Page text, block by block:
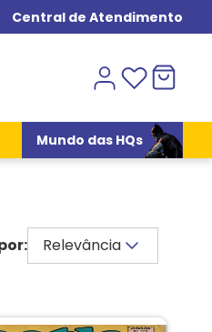
Central de Atendimento
Mundo das HQs
Relevância